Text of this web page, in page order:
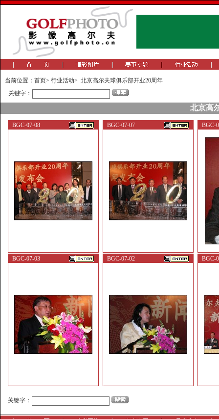
当前位置： 首页> 行业活动> 北京高尔夫球俱乐部开业20周年
关键字：
北京高
BGC-07-08 BGC-07-07 BGC-
BGC-07-03 BGC-07-02 BGC-
关键字：